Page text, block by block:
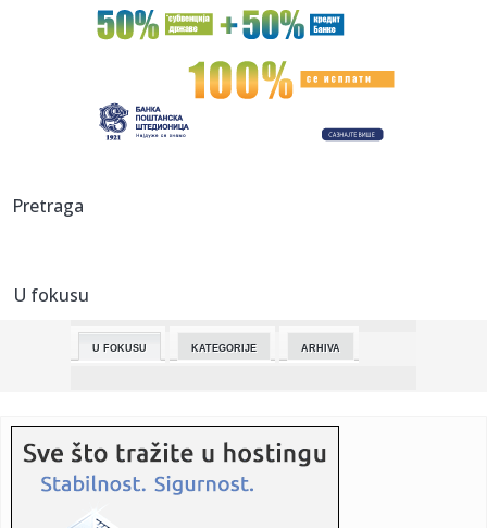
23:58:Orban: Mađar priča gluposti, za 16 godina smo ojačali
zemlju
VELIKI UDARAC ZA PARTIZAN: Crno-beli ostaju bez važnog
23:48:Zbog prijetnji navijača: U Zenici otkazana predstava o
evra
23:48:
23:48:
"Ujeo ga je čovek, primio je tatanus" Slađa se oglasio o
23:28:LEKOVIĆ U 95. MINUTU DONEO ČUDO: Dva gola za
opstanak i noć za...
Pretraga
U fokusu
U FOKUSU KATEGORIJE ARHIVA